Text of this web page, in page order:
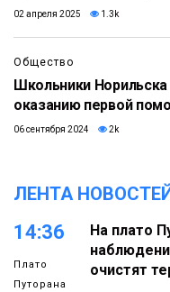
02 апреля 2025 1.3k
Общество
Школьники
оказанию первой
06 сентября 2024 2k
ЛЕНТА
14:36
Плато
Путорана
На плато
очистят